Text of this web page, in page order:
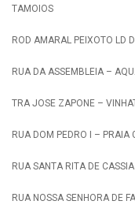
TAMOIOS
ROD AMARAL PEIXOTO LD
RUA DA ASSEMBLEIA –
TRA JOSE ZAPONE –
RUA DOM PEDRO I – PRAIA
RUA SANTA RITA DE
RUA NOSSA SENHORA DE